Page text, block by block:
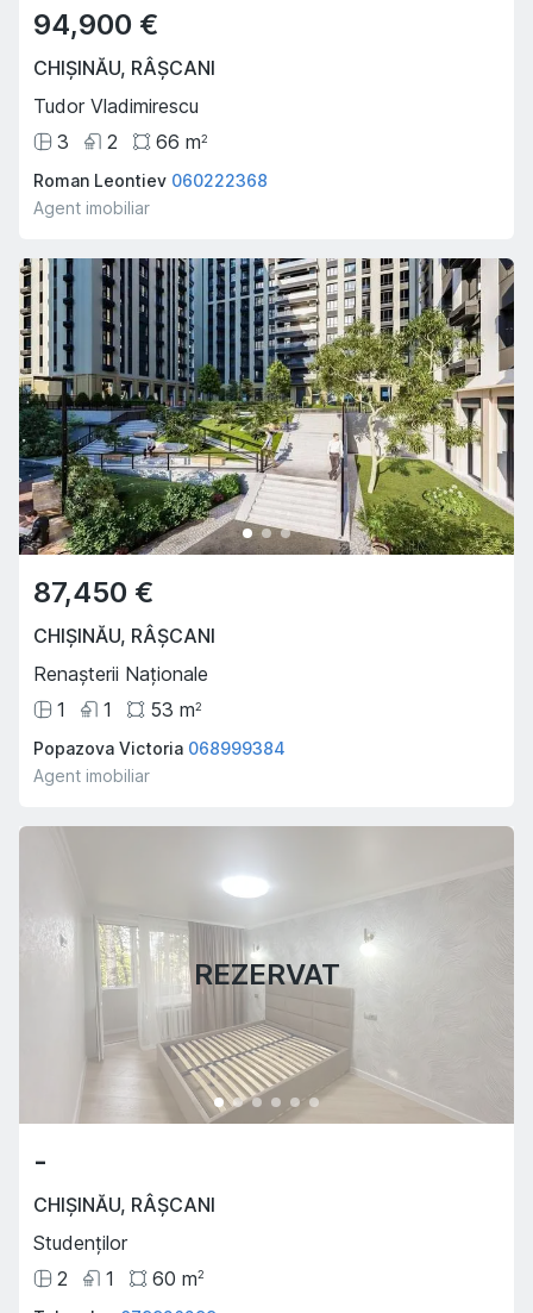
94,900 €
CHIȘINĂU, RÂȘCANI
Tudor Vladimirescu
3
2 66 m2
Roman Leontiev 060222368
Agent imobiliar
87,450 €
CHIȘINĂU, RÂȘCANI
Renașterii Naționale
1
1 53 m2
Popazova Victoria 068999384
Agent imobiliar
REZERVAT
-
CHIȘINĂU, RÂȘCANI
Studenților
2
1 60 m2